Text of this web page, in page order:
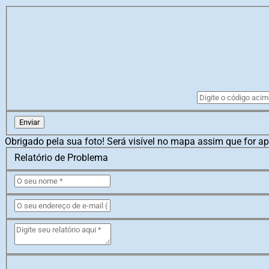
Enviar
Obrigado pela sua foto! Será visível no mapa assim que for
Relatório de Problema